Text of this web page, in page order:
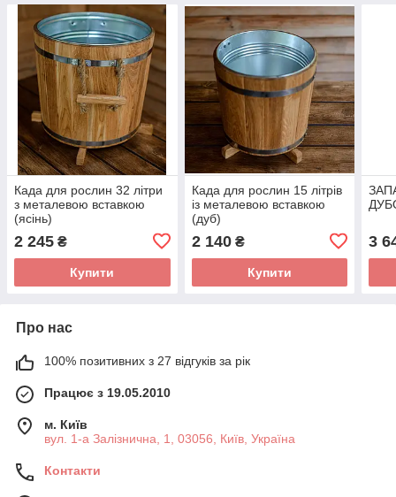
Када для рослин 32 літри
з металевою вставкою
(ясінь)
2 245 ₴
Купити
Када для рослин 15 літрів
із металевою вставкою
(дуб)
2 140₴
Купити
3
Про нас
100% позитивних з 27 відгуків за рік
Працює з 19.05.2010
м. Київ
вул. 1-а Залізнична, 1, 03056, Київ, Україна
Контакти